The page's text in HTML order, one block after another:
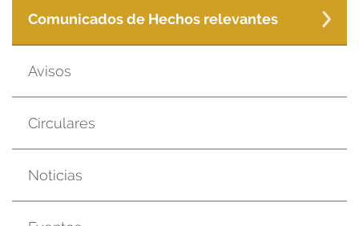
Comunicados de Hechos relevantes
Avisos
Circulares
Noticias